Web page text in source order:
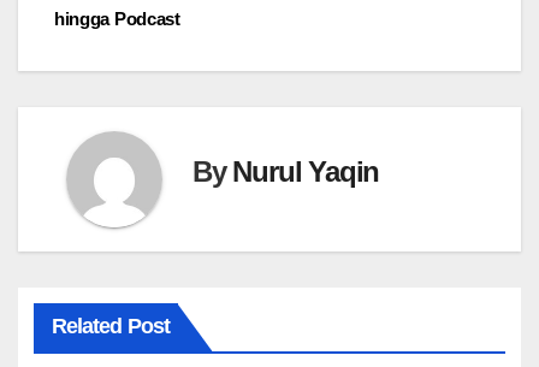
hingga Podcast
ByNurul Yaqin
Related Post